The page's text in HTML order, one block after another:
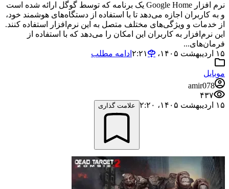
نرم افزار Google Home یک برنامه که توسط گوگل ارائه شده است
و به کاربران اجازه می‌دهد تا با استفاده از دستگاه‌های هوشمند خود،
از خدمات و ویژگی‌های مختلف متصل به این نرم‌افزار استفاده کنند.
این نرم‌افزار به کاربران این امکان را می‌دهد که با استفاده از
فرمان‌های...
۱۵ اردیبهشت ۱۴۰۵،‏ ۲:۲۱
ادامه مطلب
موبایل
amir078
۴۳۷
۱۵ اردیبهشت ۱۴۰۵،‏ ۲:۲۰
علامت گذاری